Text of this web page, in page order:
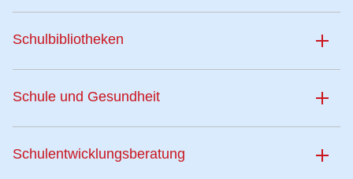
Schulbibliotheken
Schule und Gesundheit
Schulentwicklungsberatung